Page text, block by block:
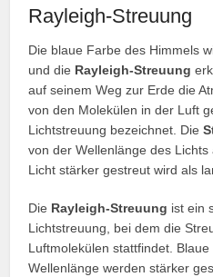
Rayleigh-Streuung
Die blaue Farbe des Himmels
und die Rayleigh-Streuung
auf seinem Weg zur Erde die
von den Molekülen in der Luft
Lichtstreuung bezeichnet. Die
von der Wellenlänge des
Licht stärker gestreut wird als
Die Rayleigh-Streuung ist ein
Lichtstreuung, bei dem die
Luftmolekülen stattfindet.
Wellenlänge werden stärker